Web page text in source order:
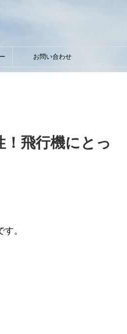
お問い合わせ
飛行機にとっ
。